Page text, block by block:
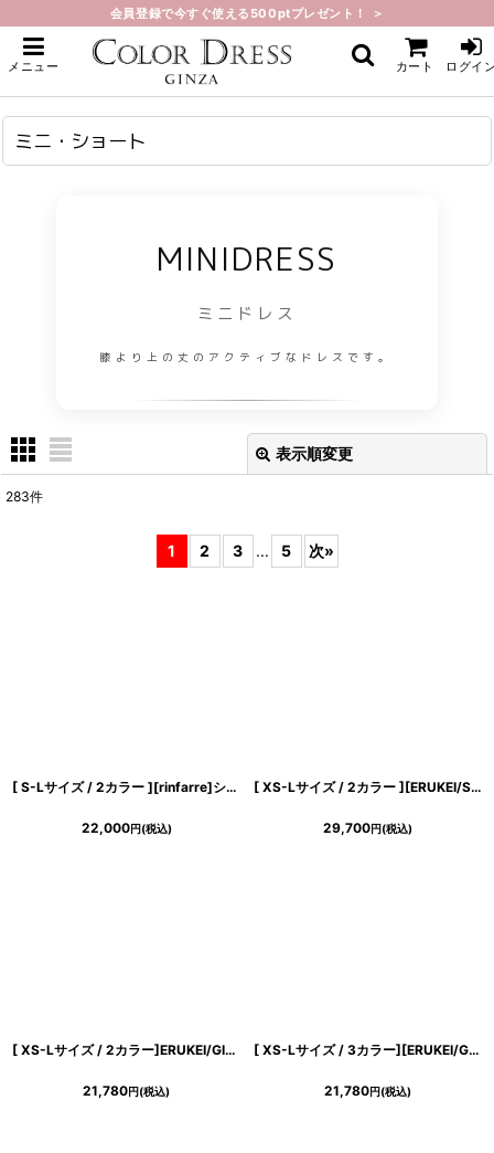
会員登録で今すぐ使える500ptプレゼント！ ＞
メニュー カート ログイ
ホーム > ミニ・ショート
ミニ・ショート
MINIDRESS
ミニドレス
膝より上の丈のアクティブなドレスです。
表示順変更
283件
1 2 3 ... 5 次»
[ S-Lサイズ / 2カラー ][rinfarre]シンプル・サテン・タック・ノースリーブ・タイト・ミ二ドレス・ワンピース[奈月セナ着用][送料無料]
22,000円(税込)
[ XS-Lサイズ / 2カラー ][ERUKEI/SETTAN]シンプル・ラインストーン・スパンコール・ポケット・ノースリーブ・Aライン・ミニドレス・ワンピース[送料無料]
29,700円(税込)
[ XS-Lサイズ / 2カラー]ERUKEI/GINZA COUTURE]フリンジジャガード・ラインストーン・パール・半袖・フリル・Aライン・ミニドレス・ワンピース[送料無料]
21,780円(税込)
[ XS-Lサイズ / 3カラー][ERUKEI/GINZA COUTURE]ツイード・フリンジ・ノースリーブ・ビジューボタン・ポケット・Aライン・ミニドレス・ワンピース[送料無料]
21,780円(税込)